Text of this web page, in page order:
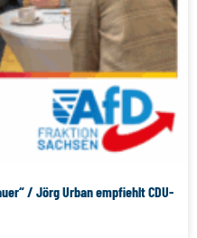
/ Jörg Urban empfiehlt CDU-